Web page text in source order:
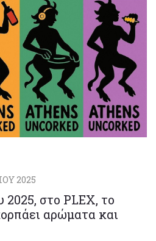
2025
2025, στο PLEX, το
αρώματα και